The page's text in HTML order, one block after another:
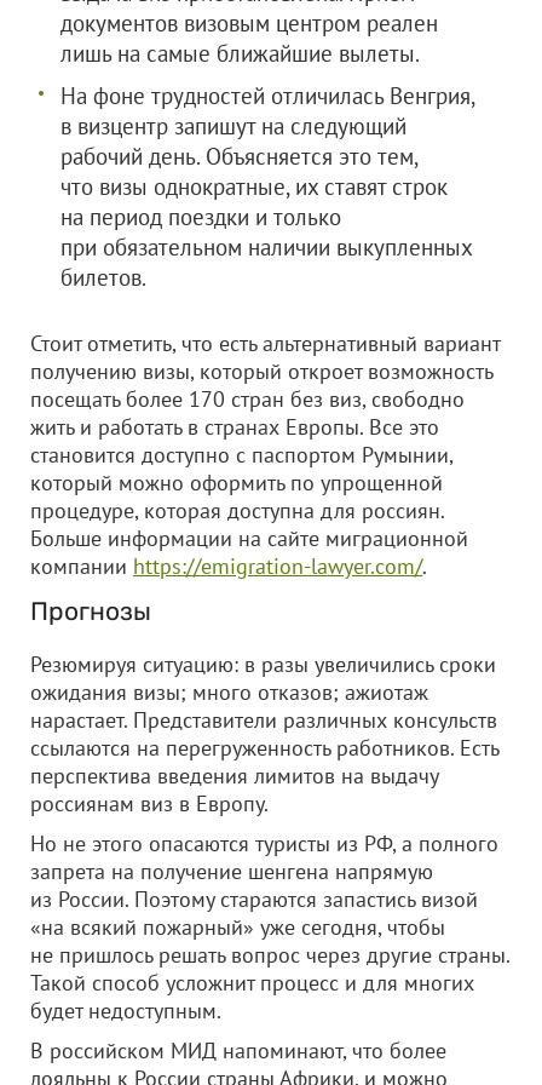
документов визовым центром реален
лишь на самые ближайшие вылеты.
На фоне трудностей отличилась Венгрия,
в визцентр запишут на следующий
рабочий день. Объясняется это тем,
что визы однократные, их ставят строк
на период поездки и только
при обязательном наличии выкупленных
билетов.
Стоит отметить, что есть альтернативный вариант
получению визы, который откроет возможность
посещать более 170 стран без виз, свободно
жить и работать в странах Европы. Все это
становится доступно с паспортом Румынии,
который можно оформить по упрощенной
процедуре, которая доступна для россиян.
Больше информации на сайте миграционной
компании https://emigration-lawyer.com/.
Прогнозы
Резюмируя ситуацию: в разы увеличились сроки
ожидания визы; много отказов; ажиотаж
нарастает. Представители различных консульств
ссылаются на перегруженность работников. Есть
перспектива введения лимитов на выдачу
россиянам виз в Европу.
Но не этого опасаются туристы из РФ, а полного
запрета на получение шенгена напрямую
из России. Поэтому стараются запастись визой
«на всякий пожарный» уже сегодня, чтобы
не пришлось решать вопрос через другие страны.
Такой способ усложнит процесс и для многих
будет недоступным.
В российском МИД напоминают, что более
лояльны к России страны Африки, и можно